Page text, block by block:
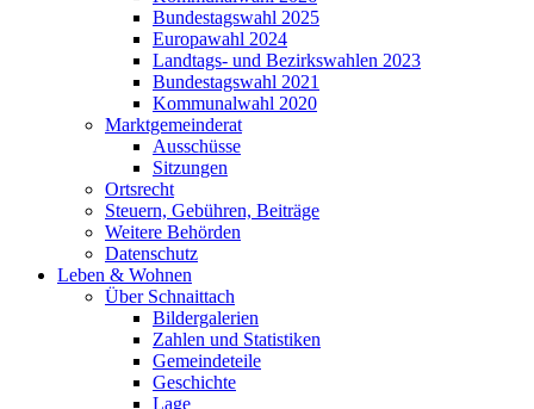
Bundestagswahl 2025
Europawahl 2024
Landtags- und Bezirkswahlen 2023
Bundestagswahl 2021
Kommunalwahl 2020
Marktgemeinderat
Ausschüsse
Sitzungen
Ortsrecht
Steuern, Gebühren, Beiträge
Weitere Behörden
Datenschutz
Leben & Wohnen
Über Schnaittach
Bildergalerien
Zahlen und Statistiken
Gemeindeteile
Geschichte
Lage